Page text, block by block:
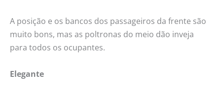
A posição e os bancos dos passageiros da frente são
muito bons, mas as poltronas do meio dão inveja
para todos os ocupantes.
Elegante